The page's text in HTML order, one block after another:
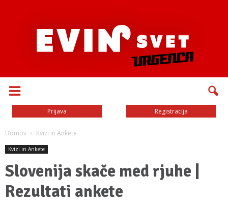
Prijava Registracija
Domov Kvizi in Ankete
Kvizi in Ankete
Slovenija skače med rjuhe |
Rezultati ankete